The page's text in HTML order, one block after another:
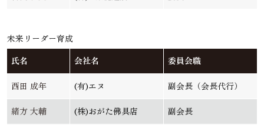
未来リーダー育成
氏名
会社名 委員会職
西田 成年 (有)エヌ 副会長（会長代行）
緒方 大輔 (株)おがた佛具店 副会長